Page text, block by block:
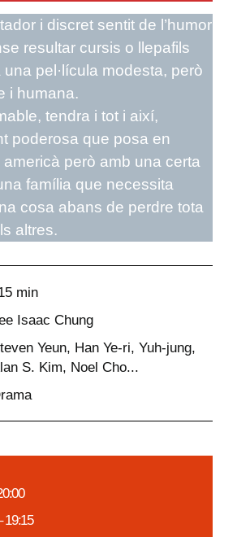
i discret sentit de l’humor
resultar cursis o llepafils
una pel·lícula modesta, però
i humana.
tendra i tot i així,
poderosa que posa en
però amb una certa
família que necessita
cosa abans de perdre tota
altres.
min
Isaac Chung
Yeun, Han Ye-ri, Yuh-jung,
S. Kim, Noel Cho...
19:15